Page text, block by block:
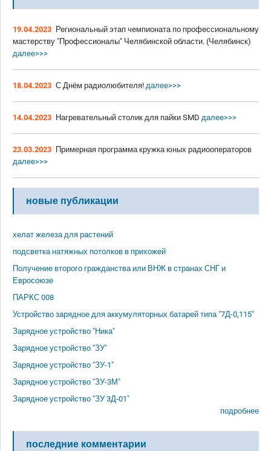
19.04.2023 Региональный этап чемпионата по профессиональному
мастерству "Профессионалы" Челябинской области. (Челябинск)
далее>>>
18.04.2023 С Днём радиолюбителя! далее>>>
14.04.2023 Нагревательный столик для пайки SMD далее>>>
23.03.2023 Примерная программа кружка юных радиооператоров
далее>>>
новые публикации
хелат железа для растений
подсветка натяжных потолков в прихожей
Получение второго гражданства или ВНЖ в странах СНГ и
Евросоюзе
ПАРКС 008
Устройство зарядное для аккумуляторных батарей типа "7Д-0,115"
Зарядное устройство "Ника"
Зарядное устройство "ЗУ"
Зарядное устройство "ЗУ-1"
Зарядное устройство "ЗУ-3М"
Зарядное устройство "ЗУ 3Д-01"
подробнее
последние комментарии